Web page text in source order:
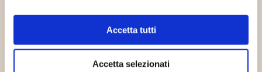
Accetta tutti
Accetta selezionati